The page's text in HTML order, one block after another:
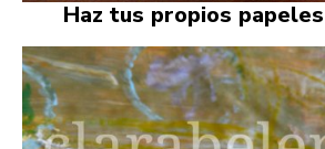
Haz tus propios